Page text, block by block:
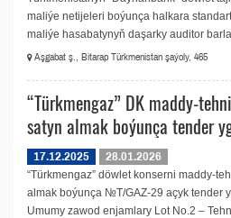
maliýe netijeleri boýunça halkara
maliýe hasabatynyň daşarky auditor
Aşgabat ş., Bitarap Türkmenistan şaýoly, 465
“Türkmengaz” DK maddy-
satyn almak boýunça tender
17.12.2025
28.01.2026
“Türkmengaz” döwlet konserni maddy-
almak boýunça №T/GAZ-29 açyk tender
Umumy zawod enjamlary Lot No.2 –